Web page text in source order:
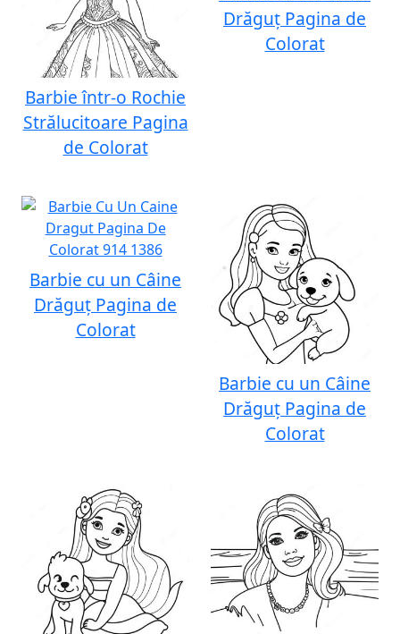
Barbie într-o Rochie
Strălucitoare Pagina
de Colorat
Drăguț Pagina de
Colorat
Barbie cu un Câine
Drăguț Pagina de
Colorat
Barbie cu un Câine
Drăguț Pagina de
Colorat